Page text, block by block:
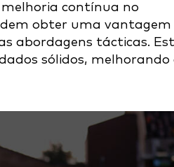
contínua no
obter uma vantagem
abordagens tácticas.
sólidos, melhorando